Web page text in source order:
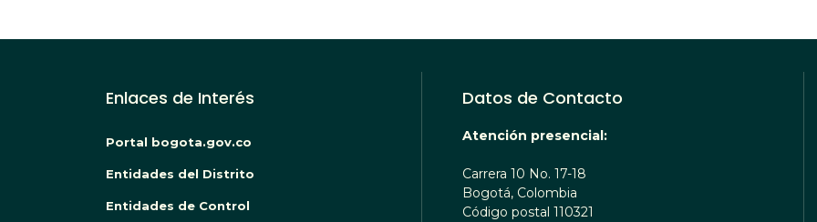
Enlaces de Interés
Portal bogota.gov.co
Entidades del Distrito
Entidades de Control
Datos de Contacto
Atención presencial:
Carrera 10 No. 17-18
Bogotá, Colombia
Código postal 110321